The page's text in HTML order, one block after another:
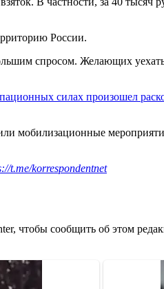
России.
спросом. Желающих
силах произошел
мобилизационные
t.me/korrespondentnet
чтобы сообщить об этом